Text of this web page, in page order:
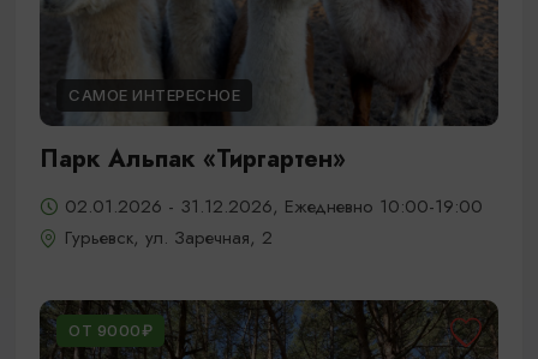
САМОЕ ИНТЕРЕСНОЕ
Парк Альпак «Тиргартен»
02.01.2026 - 31.12.2026, Ежедневно 10:00-19:00
Гурьевск, ул. Заречная, 2
ОТ 9000₽